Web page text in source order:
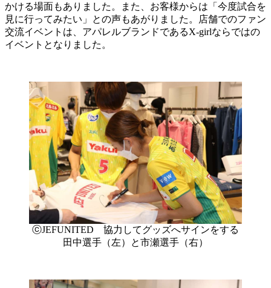
かける場面もありました。また、お客様からは「今度試合を
見に行ってみたい」との声もあがりました。店舗でのファン
交流イベントは、アパレルブランドであるX-girlならではの
イベントとなりました。
ⓒJEFUNITED 協力してグッズへサインをする
田中選手（左）と市瀬選手（右）